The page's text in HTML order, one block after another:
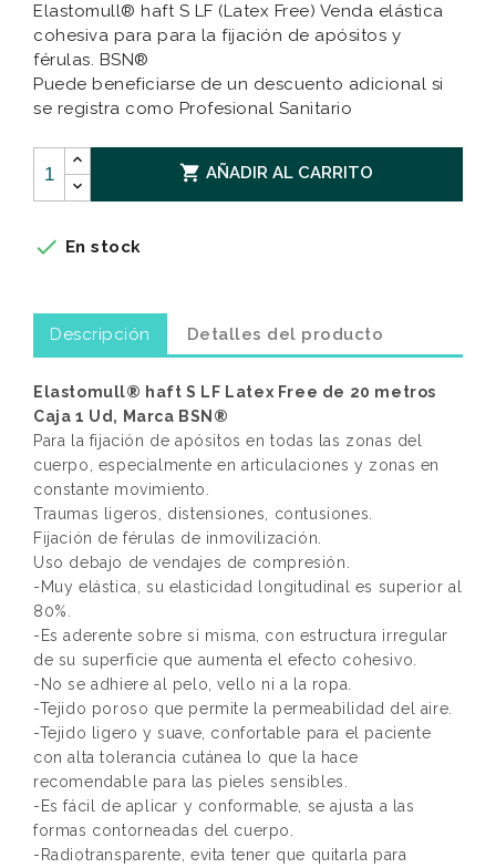
Elastomull® haft S LF (Latex Free) Venda elástica
cohesiva para para la fijación de apósitos y
férulas. BSN®
Puede beneficiarse de un descuento adicional si
se registra como Profesional Sanitario
 AÑADIR AL CARRITO
 En stock
Descripción Detalles del producto
Elastomull® haft S LF Latex Free de 20 metros
Caja 1 Ud, Marca BSN®
Para la fijación de apósitos en todas las zonas del
cuerpo, especialmente en articulaciones y zonas en
constante movimiento.
Traumas ligeros, distensiones, contusiones.
Fijación de férulas de inmovilización.
Uso debajo de vendajes de compresión.
-Muy elástica, su elasticidad longitudinal es superior al
80%.
-Es aderente sobre si misma, con estructura irregular
de su superficie que aumenta el efecto cohesivo.
-No se adhiere al pelo, vello ni a la ropa.
-Tejido poroso que permite la permeabilidad del aire.
-Tejido ligero y suave, confortable para el paciente
con alta tolerancia cutánea lo que la hace
recomendable para las pieles sensibles.
-Es fácil de aplicar y conformable, se ajusta a las
formas contorneadas del cuerpo.
-Radiotransparente, evita tener que quitarla para